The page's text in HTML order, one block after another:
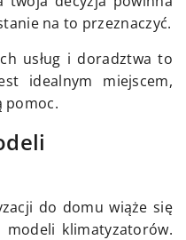
na to przeznaczyć.
usług i doradztwa to
idealnym miejscem,
pomoc.
do domu wiąże się
modeli klimatyzatorów.